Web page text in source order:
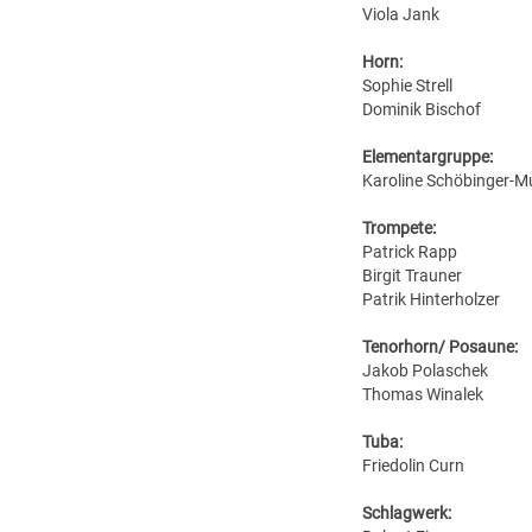
Viola Jank
Horn:
Sophie Strell
Dominik Bischof
Elementargruppe:
Karoline Schöbinger-
Trompete:
Patrick Rapp
Birgit Trauner
Patrik Hinterholzer
Tenorhorn/ Posaune:
Jakob Polaschek
Thomas Winalek
Tuba:
Friedolin Curn
Schlagwerk: